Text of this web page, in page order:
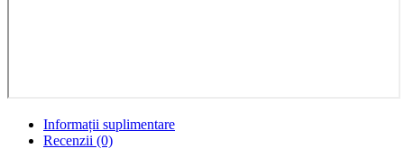
Informații suplimentare
Recenzii (0)